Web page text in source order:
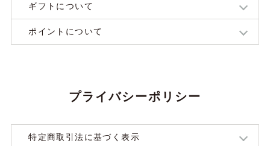
ギフトについて
ポイントについて
プライバシーポリシー
特定商取引法に基づく表示